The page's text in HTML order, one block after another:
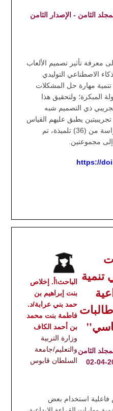
الثامن - الإصدار الثامن
معرفة تأثير تصميم الألعاب
الاصطناعي التوليدي
مهارة حل المشكلات
المبكرة؛ ولتحقيق هذا
ذي التصميم شبه
يطبق عليهم القياس
القبلي والبعدي، تكوَّنت عينة الدراسة من (36) تلميذة، تم
مجموعتين.
https://
الباحث\أ. إخلاص
بنت إبراهيم بن
حمد بني عرابة/د.
فاطمة بنت محمد
بن أحمد الكاف
وزارة التربية
والتعليم/جامعة
السلطان قابوس
تنمية
الثامن
فاعلية استخدام بعض